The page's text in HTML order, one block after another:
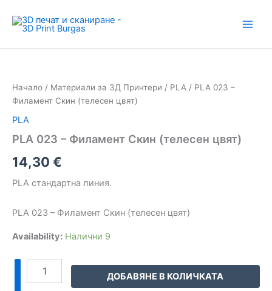
content
Начало / Материали за 3Д Принтери / PLA / PLA 023 –
Филамент Скин (телесен цвят)
PLA
PLA 023 – Филамент Скин (телесен цвят)
14,30 €
PLA стандартна линия.
PLA 023 – Филамент Скин (телесен цвят)
Availability: Налични 9
023
–
Филамент
Скин
(телесен
ДОБАВЯНЕ В КОЛИЧКАТА